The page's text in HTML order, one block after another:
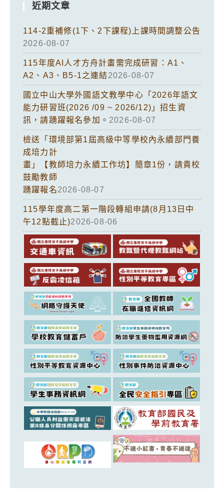
近期文章
114-2重補修(1下、2下課程)上課時間調整公告
2026-08-07
115年度AI人才方舟計畫需完成研習：A1、
A2、A3、B5-1之連結2026-08-07
國立中山大學外國語文教學中心「2026年語文
能力研習班(2026 /09 ~ 2026/12)」招生資
訊，請踴躍報名參加。 2026-08-07
檢送「環境部第1屆高級中等學校內永續部門養
成培力計
畫」【教師培力永續工作坊】簡章1份，請貴校
鼓勵教師
踴躍報名2026-08-07
115學年度高二第一階段轉組申請(8月13日中
午12點截止)2026-08-06